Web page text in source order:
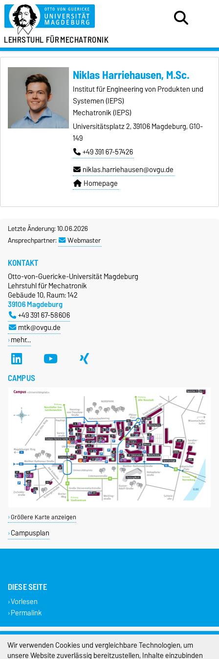
LEHRSTUHL FÜRMECHATRONIK
Niklas Harriehausen, M.Sc.
Institut für Engineering von Produkten und
Systemen (IEPS)
Mechatronik (IEPS)
Universitätsplatz 2, 39106 Magdeburg, G10-
149
+49 391 67-57426
niklas.harriehausen@ovgu.de
Homepage
Letzte Änderung: 10.06.2026
Ansprechpartner:
Webmaster
KONTAKT
Otto-von-Guericke-Universität Magdeburg
Lehrstuhl für Mechatronik
Gebäude 10, Raum: 142
39106 Magdeburg
+49 391 67-58606
mtk@ovgu.de
mehr…
CAMPUS
Größere Karte anzeigen
Campusplan
DIESE SEITE
Vorlesen
Permalink
Impressum
Datenschutz
Wir verwenden Cookies und vergleichbare Technologien, um
unsere Website zuverlässig bereitzustellen, Inhalte einzubinden